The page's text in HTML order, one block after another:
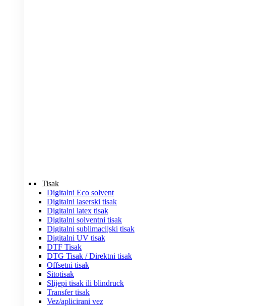
Tisak
Digitalni Eco solvent
Digitalni laserski tisak
Digitalni latex tisak
Digitalni solventni tisak
Digitalni sublimacijski tisak
Digitalni UV tisak
DTF Tisak
DTG Tisak / Direktni tisak
Offsetni tisak
Sitotisak
Slijepi tisak ili blindruck
Transfer tisak
Vez/aplicirani vez